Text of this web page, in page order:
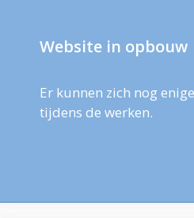
Website in opbouw
Er kunnen zich nog
tijdens de werken.